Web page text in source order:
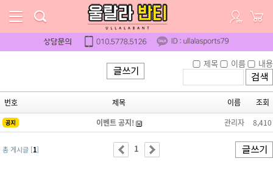
Toggle
navigation
제목 이름 내용
번호 제목 이름
조회
이벤트 공지!
관리자 8,410
총 게시글 [1] 1